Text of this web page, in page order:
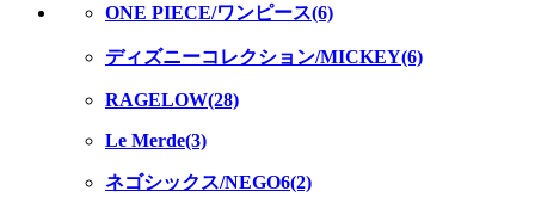
ONE PIECE/ワンピース(6)
ディズニーコレクション/MICKEY(6)
RAGELOW(28)
Le Merde(3)
ネゴシックス/NEGO6(2)